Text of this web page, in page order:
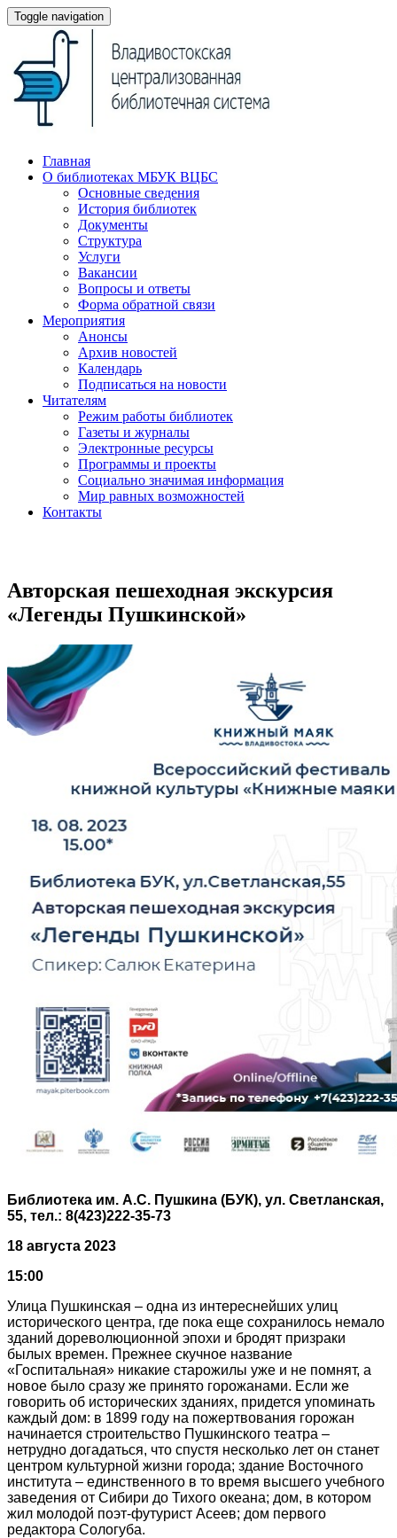
Toggle navigation
Главная
О библиотеках МБУК ВЦБС
Основные сведения
История библиотек
Документы
Структура
Услуги
Вакансии
Вопросы и ответы
Форма обратной связи
Мероприятия
Анонсы
Архив новостей
Календарь
Подписаться на новости
Читателям
Режим работы библиотек
Газеты и журналы
Электронные ресурсы
Программы и проекты
Социально значимая информация
Мир равных возможностей
Контакты
Авторская пешеходная экскурсия
«Легенды Пушкинской»
Библиотека им. А.С. Пушкина (БУК), ул. Светланская,
55, тел.: 8(423)222-35-73
18 августа 2023
15:00
Улица Пушкинская – одна из интереснейших улиц
исторического центра, где пока еще сохранилось немало
зданий дореволюционной эпохи и бродят призраки
былых времен. Прежнее скучное название
«Госпитальная» никакие старожилы уже и не помнят, а
новое было сразу же принято горожанами. Если же
говорить об исторических зданиях, придется упоминать
каждый дом: в 1899 году на пожертвования горожан
начинается строительство Пушкинского театра –
нетрудно догадаться, что спустя несколько лет он станет
центром культурной жизни города; здание Восточного
института – единственного в то время высшего учебного
заведения от Сибири до Тихого океана; дом, в котором
жил молодой поэт-футурист Асеев; дом первого
редактора Сологуба.